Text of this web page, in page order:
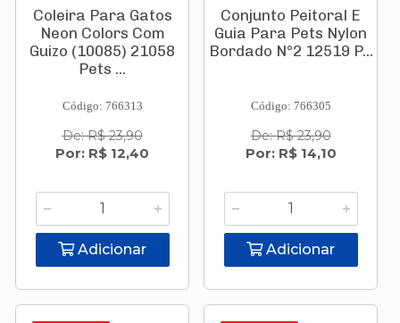
Coleira Para Gatos
Neon Colors Com
Guizo (10085) 21058
Pets ...
Código: 766313
De: R$ 23,90
Por: R$ 12,40
Adicionar
Conjunto Peitoral E
Guia Para Pets Nylon
Bordado N°2 12519 P...
Código: 766305
De: R$ 23,90
Por: R$ 14,10
Adicionar